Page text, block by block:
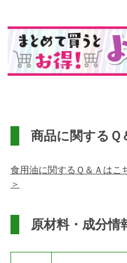
商品に関するＱ
食用油に関するＱ＆Ａはこ
＞
原材料・成分情